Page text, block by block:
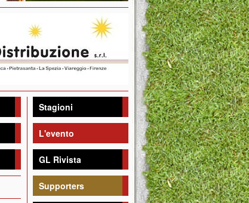
Stagioni
L'evento
GL Rivista
Supporters